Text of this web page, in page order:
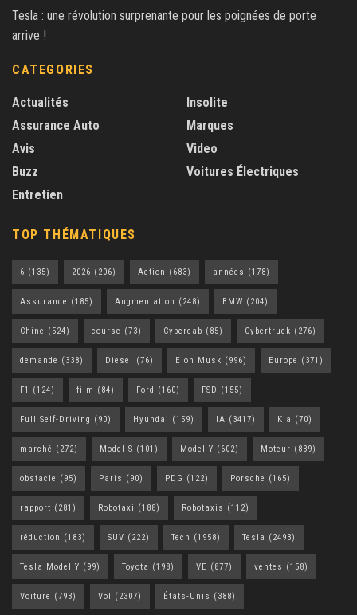
Tesla : une révolution surprenante pour les poignées de porte
arrive !
CATEGORIES
Actualités
Assurance Auto
Avis
Buzz
Entretien
Insolite
Marques
Video
Voitures Électriques
TOP THÉMATIQUES
6 (135) 2026 (206) Action (683) années (178)
Assurance (185) Augmentation (248) BMW (204)
Chine (524) course (73) Cybercab (85) Cybertruck (276)
demande (338) Diesel (76) Elon Musk (996) Europe (371)
F1 (124) film (84) Ford (160) FSD (155)
Full Self-Driving (90) Hyundai (159) IA (3417) Kia (70)
marché (272) Model S (101) Model Y (602) Moteur (839)
obstacle (95) Paris (90) PDG (122) Porsche (165)
rapport (281) Robotaxi (188) Robotaxis (112)
réduction (183) SUV (222) Tech (1958) Tesla (2493)
Tesla Model Y (99) Toyota (198) VE (877) ventes (158)
Voiture (793) Vol (2307) États-Unis (388)